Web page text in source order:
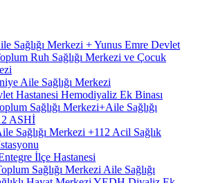
Sağlığı Merkezi + Yunus Emre Devlet
Ruh Sağlığı Merkezi ve Çocuk
Aile Sağlığı Merkezi
Hastanesi Hemodiyaliz Ek Binası
Sağlığı Merkezi+Aile Sağlığı
ASHİ
Sağlığı Merkezi +112 Acil Sağlık
İlçe Hastanesi
Sağlığı Merkezi Aile Sağlığı